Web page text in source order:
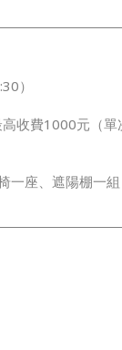
）
收費1000元（單
一座、遮陽棚一組